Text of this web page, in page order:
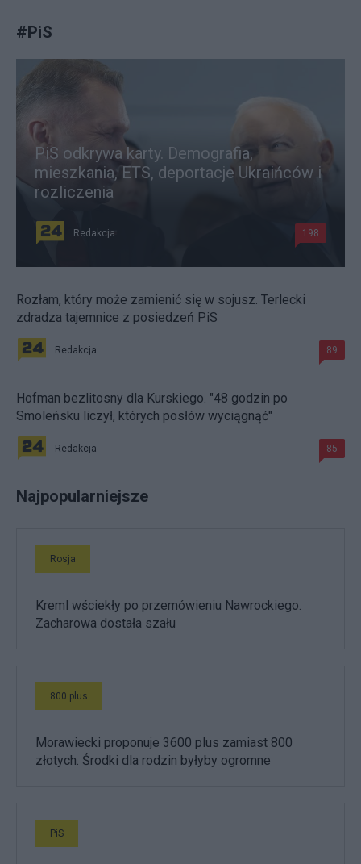
#PiS
PiS odkrywa karty. Demografia,
mieszkania, ETS, deportacje Ukraińców i
rozliczenia
Redakcja 198
Rozłam, który może zamienić się w sojusz. Terlecki
zdradza tajemnice z posiedzeń PiS
Redakcja 89
Hofman bezlitosny dla Kurskiego. "48 godzin po
Smoleńsku liczył, których posłów wyciągnąć"
Redakcja 85
Najpopularniejsze
Rosja
Kreml wściekły po przemówieniu Nawrockiego.
Zacharowa dostała szału
800 plus
Morawiecki proponuje 3600 plus zamiast 800
złotych. Środki dla rodzin byłyby ogromne
PiS